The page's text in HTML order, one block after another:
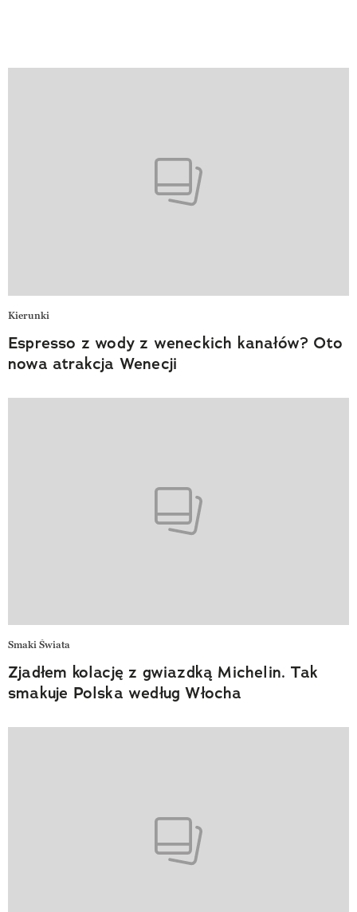
Kierunki
Espresso z wody z weneckich kanałów? Oto
nowa atrakcja Wenecji
Smaki Świata
Zjadłem kolację z gwiazdką Michelin. Tak
smakuje Polska według Włocha